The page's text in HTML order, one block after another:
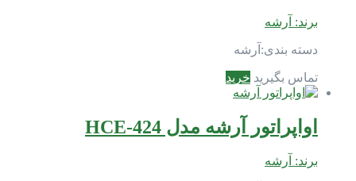
برند: آرشه
دسته بندی: آرشه
تماس بگیرید خرید
اواپراتور آرشه مدل HCE-424
برند: آرشه